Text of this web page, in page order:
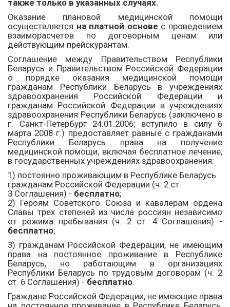
также только в указанных случаях.
Оказание плановой медицинской помощи
осуществляется на платной основе с проведением
взаиморасчетов по договорным ценам или
действующим прейскурантам.
Соглашение между Правительством Республики
Беларусь и Правительством Российской Федерации
о порядке оказания медицинской помощи
гражданам Республики Беларусь в учреждениях
здравоохранения Российской Федерации и
гражданам Российской Федерации в учреждениях
здравоохранения Республики Беларусь (заключено в
г. Санкт-Петербург 24.01.2006; вступило в силу 6
марта 2008 г.) предоставляет равные с гражданами
Республики Беларусь права на получение
медицинской помощи, включая бесплатное лечение,
в государственных учреждениях здравоохранения:
1) постоянно проживающим в Республике Беларусь
гражданам Российской Федерации (ч. 2 ст.
3 Соглашения) - бесплатно;
2) Героям Советского Союза и кавалерам ордена
Славы трех степеней из числа россиян независимо
от режима пребывания (ч. 2 ст. 4Соглашения) -
бесплатно;
3) гражданам Российской Федерации, не имеющим
права на постоянное проживание в Республике
Беларусь, но работающим в организациях
Республики Беларусь по трудовым договорам (ч. 2
ст. 6 Соглашения) - бесплатно.
Граждане Российской Федерации, не имеющие права